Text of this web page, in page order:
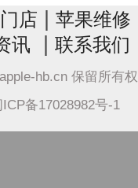
店 苹果维修
讯 联系我们
hb.cn 保留所有
备17028982号-1